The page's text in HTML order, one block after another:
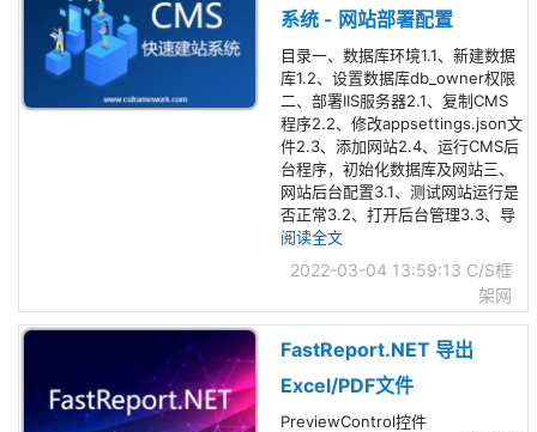
系统 - 网站部署配置
目录一、数据库环境1.1、新建数据
库1.2、设置数据库db_owner权限
二、部署IIS服务器2.1、复制CMS
程序2.2、修改appsettings.json文
件2.3、添加网站2.4、运行CMS后
台程序，初始化数据库及网站三、
网站后台配置3.1、测试网站运行是
否正常3.2、打开后台管理3.3、导
阅读全文
2022-03-04 13:59:13 C/S框
架网
FastReport.NET 导出
Excel/PDF文件
PreviewControl控件